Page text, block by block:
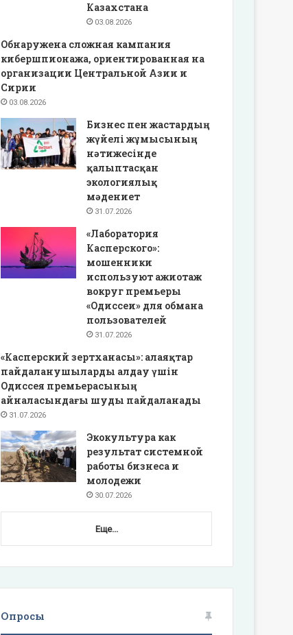
Казахстана
03.08.2026
Обнаружена сложная кампания
кибершпионажа, ориентированная на
организации Центральной Азии и
Сирии
03.08.2026
Бизнес пен жастардың
жүйелі жұмысының
нәтижесінде
қалыптасқан
экологиялық
мәдениет
31.07.2026
«Лаборатория
Касперского»:
мошенники
используют ажиотаж
вокруг премьеры
«Одиссеи» для обмана
пользователей
31.07.2026
«Касперский зертханасы»: алаяқтар
пайдаланушыларды алдау үшін
Одиссея премьерасының
айналасындағы шуды пайдаланады
31.07.2026
Экокультура как
результат системной
работы бизнеса и
молодежи
30.07.2026
Еще...
Опросы